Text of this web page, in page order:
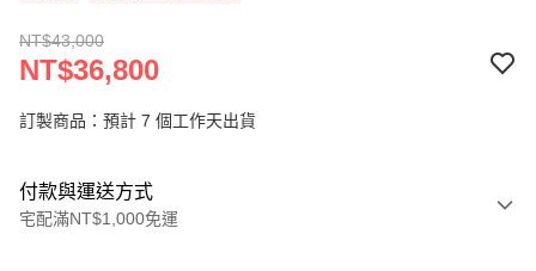
NT$43,000
NT$36,800
訂製商品：預計 7 個工作天出貨
付款與運送方式
宅配滿NT$1,000免運